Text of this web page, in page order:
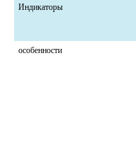
Индикаторы
особенности